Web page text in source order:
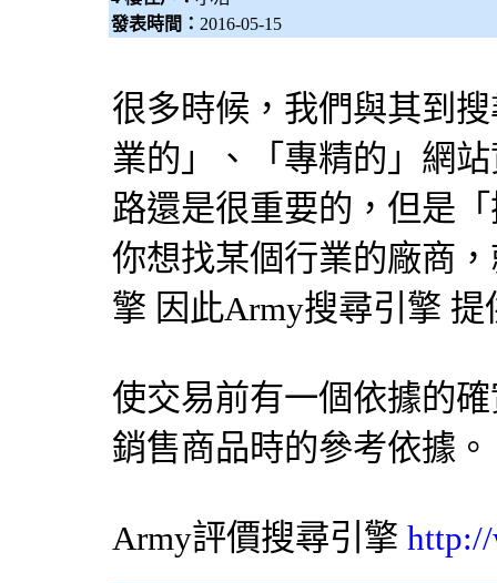
發表時間： 2016-05-15
很多時候，我們與其到
業的」、「專精的」網
路還是很重要的，但是
你想找某個行業的廠商
擎 因此Army搜尋引擎 提
使交易前有一個依據的
銷售商品時的參考依據。
Army評價搜尋引擎